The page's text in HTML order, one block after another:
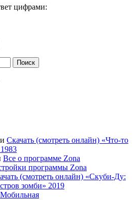
цифрами:
Скачать (смотреть онлайн) «Что-то
Все о программе Zona
программы Zona
(смотреть онлайн) «Скуби-Ду:
зомби» 2019
Мобильная